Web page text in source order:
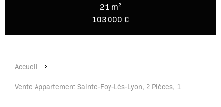
21 m²
103 000 €
Accueil
Vente Appartement Sainte-Foy-Lès-Lyon, 2 Pièces, 1